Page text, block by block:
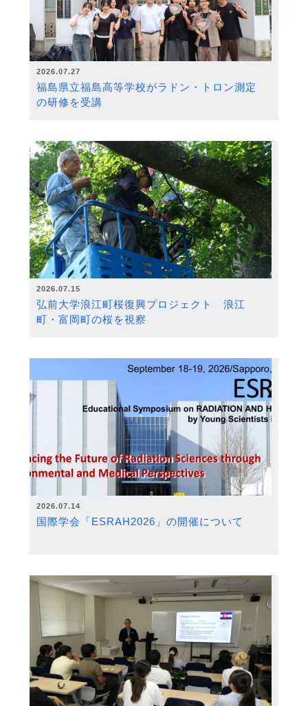
2026.07.27
福島県立福島高等学校がラドン・トロン測定
の研修を受講
2026.07.15
弘前大学浪江町桜復興プロジェクト 浪江
町・富岡町の桜を視察
2026.07.14
国際学会「ESRAH2026」の開催について